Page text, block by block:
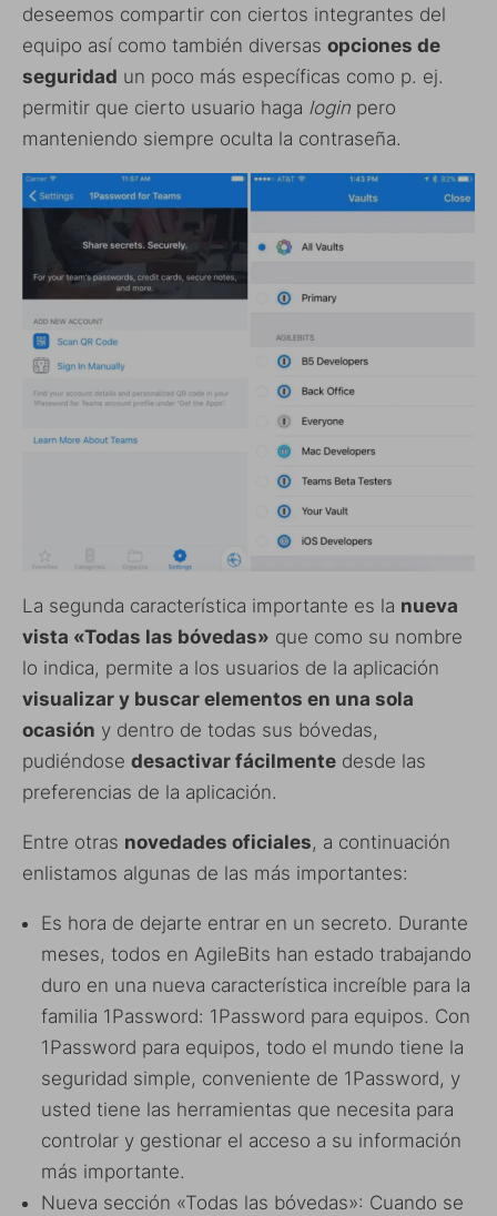
deseemos compartir con ciertos integrantes del
equipo así como también diversas opciones de
seguridad un poco más específicas como p. ej.
permitir que cierto usuario haga login pero
manteniendo siempre oculta la contraseña.
La segunda característica importante es la nueva
vista «Todas las bóvedas» que como su nombre
lo indica, permite a los usuarios de la aplicación
visualizar y buscar elementos en una sola
ocasión y dentro de todas sus bóvedas,
pudiéndose desactivar fácilmente desde las
preferencias de la aplicación.
Entre otras novedades oficiales, a continuación
enlistamos algunas de las más importantes:
Es hora de dejarte entrar en un secreto. Durante
meses, todos en AgileBits han estado trabajando
duro en una nueva característica increíble para la
familia 1Password: 1Password para equipos. Con
1Password para equipos, todo el mundo tiene la
seguridad simple, conveniente de 1Password, y
usted tiene las herramientas que necesita para
controlar y gestionar el acceso a su información
más importante.
Nueva sección «Todas las bóvedas»: Cuando se